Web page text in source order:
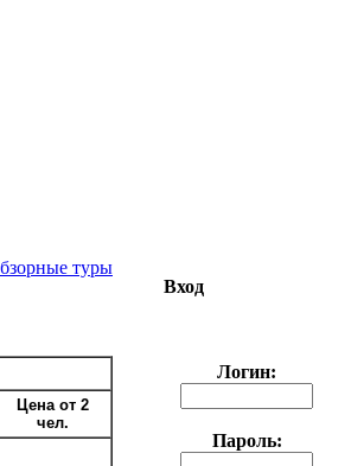
туры
Цена от 2
чел.
Вход
Логин:
Пароль: